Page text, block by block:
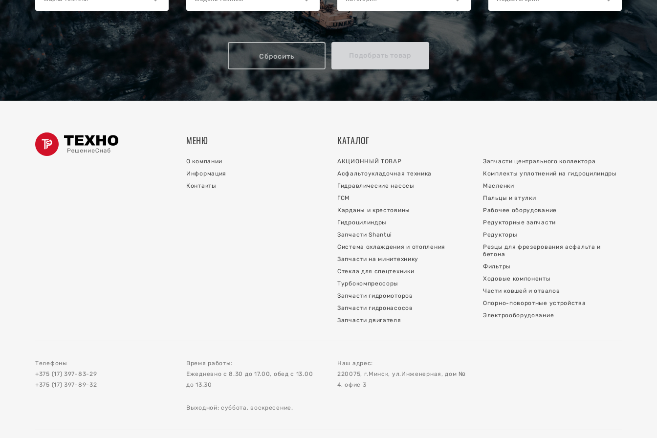
коллектора
Сбросить Подобрать товар
МЕНЮ
О компании
Информация
Контакты
КАТАЛОГ
АКЦИОННЫЙ ТОВАР
Асфальтоукладочная техника
Гидравлические насосы
ГСМ
Карданы и крестовины
Гидроцилиндры
Запчасти Shantui
Система охлаждения и отопления
Запчасти на минитехнику
Стекла для спецтехники
Турбокомпрессоры
Запчасти гидромоторов
Запчасти гидронасосов
Запчасти двигателя
Запчасти центрального коллектора
Комплекты уплотнений на гидроцилиндры
Масленки
Пальцы и втулки
Рабочее оборудование
Редукторные запчасти
Редукторы
Резцы для фрезерования асфальта и
бетона
Фильтры
Ходовые компоненты
Части ковшей и отвалов
Опорно-поворотные устройства
Электрооборудование
Телефоны
+375 (17) 397-83-29
+375 (17) 397-89-32
Время работы:
Ежедневно с 8.30 до 17.00, обед с 13.00
до 13.30
Выходной: суббота, воскресение.
Наш адрес:
220075, г.Минск, ул.Инженерная, дом №
4, офис 3